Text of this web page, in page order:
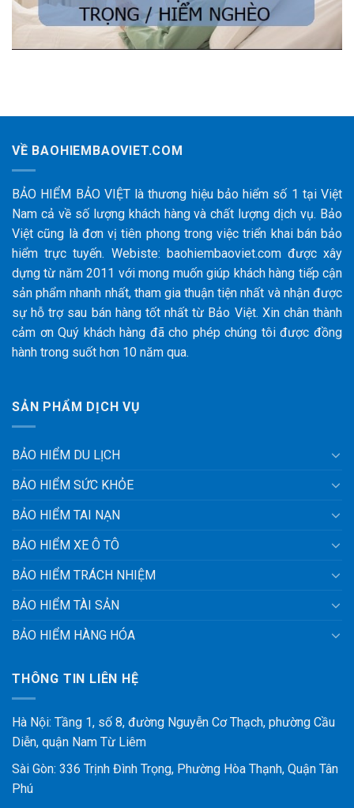
VỀ BAOHIEMBAOVIET.COM
BẢO HIỂM BẢO VIỆT là thương hiệu bảo hiểm số 1 tại Việt
Nam cả về số lượng khách hàng và chất lượng dịch vụ. Bảo
Việt cũng là đơn vị tiên phong trong việc triển khai bán bảo
hiểm trực tuyến. Webiste: baohiembaoviet.com được xây
dựng từ năm 2011 với mong muốn giúp khách hàng tiếp cận
sản phẩm nhanh nhất, tham gia thuận tiện nhất và nhận được
sự hỗ trợ sau bán hàng tốt nhất từ Bảo Việt. Xin chân thành
cảm ơn Quý khách hàng đã cho phép chúng tôi được đồng
hành trong suốt hơn 10 năm qua.
SẢN PHẨM DỊCH VỤ
BẢO HIỂM DU LỊCH
BẢO HIỂM SỨC KHỎE
BẢO HIỂM TAI NẠN
BẢO HIỂM XE Ô TÔ
BẢO HIỂM TRÁCH NHIỆM
BẢO HIỂM TÀI SẢN
BẢO HIỂM HÀNG HÓA
THÔNG TIN LIÊN HỆ
Hà Nội: Tầng 1, số 8, đường Nguyễn Cơ Thạch, phường Cầu
Diễn, quận Nam Từ Liêm
Sài Gòn: 336 Trịnh Đình Trọng, Phường Hòa Thạnh, Quận Tân
Phú